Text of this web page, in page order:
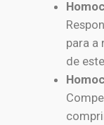
para a
de